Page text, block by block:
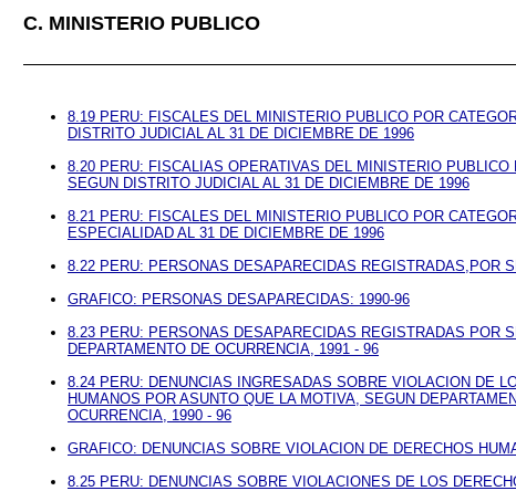
C. MINISTERIO PUBLICO
8.19 PERU: FISCALES DEL MINISTERIO PUBLICO POR
DISTRITO JUDICIAL AL 31 DE DICIEMBRE DE 1996
8.20 PERU: FISCALIAS OPERATIVAS DEL MINISTERIO PUBLICO
SEGUN DISTRITO JUDICIAL AL 31 DE DICIEMBRE DE 1996
8.21 PERU: FISCALES DEL MINISTERIO PUBLICO POR
ESPECIALIDAD AL 31 DE DICIEMBRE DE 1996
8.22 PERU: PERSONAS DESAPARECIDAS REGISTRADAS,POR
GRAFICO: PERSONAS DESAPARECIDAS: 1990-96
8.23 PERU: PERSONAS DESAPARECIDAS REGISTRADAS POR
DEPARTAMENTO DE OCURRENCIA, 1991 - 96
8.24 PERU: DENUNCIAS INGRESADAS SOBRE VIOLACION DE
HUMANOS POR ASUNTO QUE LA MOTIVA, SEGUN
OCURRENCIA, 1990 - 96
GRAFICO: DENUNCIAS SOBRE VIOLACION DE DERECHOS
8.25 PERU: DENUNCIAS SOBRE VIOLACIONES DE LOS